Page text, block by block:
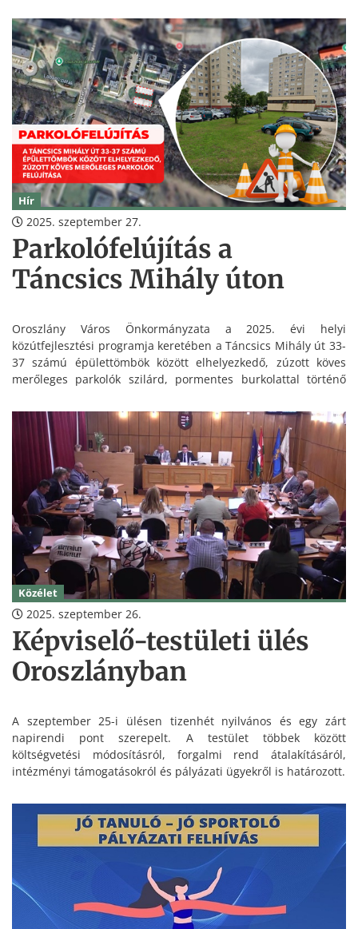
Hír
2025. szeptember 27.
Parkolófelújítás a
Táncsics Mihály úton
Oroszlány Város Önkormányzata a 2025. évi helyi
közútfejlesztési programja keretében a Táncsics Mihály út 33-
37 számú épülettömbök között elhelyezkedő, zúzott köves
merőleges parkolók szilárd, pormentes burkolattal történő
Közélet
2025. szeptember 26.
Képviselő-testületi ülés
Oroszlányban
A szeptember 25-i ülésen tizenhét nyilvános és egy zárt
napirendi pont szerepelt. A testület többek között
költségvetési módosításról, forgalmi rend átalakításáról,
intézményi támogatásokról és pályázati ügyekről is határozott.